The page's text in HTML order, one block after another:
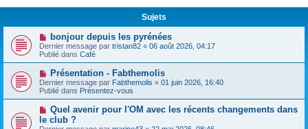
c
Sujets
N
o
u
v
e
a
u
m
e
s
s
a
bonjour depuis les pyrénées
Dernier message par tristan82 « 06 août 2026, 04:17
Publié dans Café
N
o
u
v
a
u
Présentation - Fabthemolis
Dernier message par Fabthemolis « 01 juin 2026, 16:40
Publié dans Présentez-vous
N
u
Quel avenir pour l'OM avec les récents changements dans
le club ?